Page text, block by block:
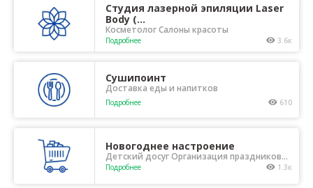
Студия лазерной эпиляции Laser
Body (...
Косметолог Салоны красоты
Подробнее 3.6к
Сушипоинт
Доставка еды и напитков
Подробнее 610
Новогоднее настроение
Детский досуг Организация праздников
Свадебные товары
Подробнее 1.3к